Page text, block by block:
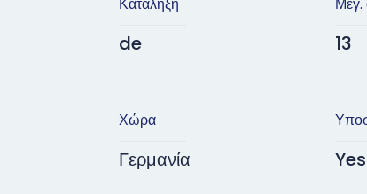
de
Χώρα
Γερμανία
13
Yes